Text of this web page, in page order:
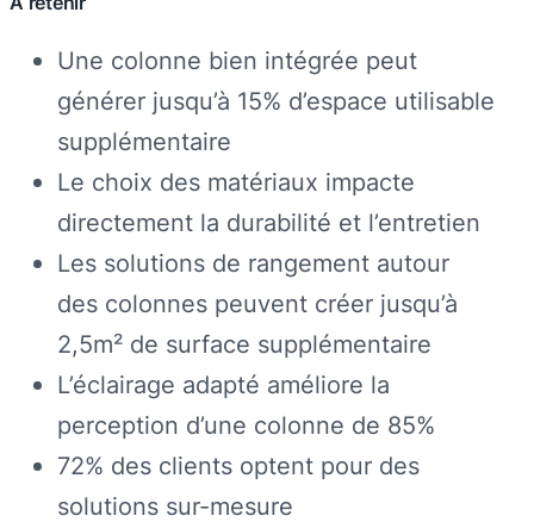
Une colonne bien intégrée peut
générer jusqu’à 15% d’espace utilisable
supplémentaire
Le choix des matériaux impacte
directement la durabilité et l’entretien
Les solutions de rangement autour
des colonnes peuvent créer jusqu’à
2,5m² de surface supplémentaire
L’éclairage adapté améliore la
perception d’une colonne de 85%
72% des clients optent pour des
solutions sur-mesure